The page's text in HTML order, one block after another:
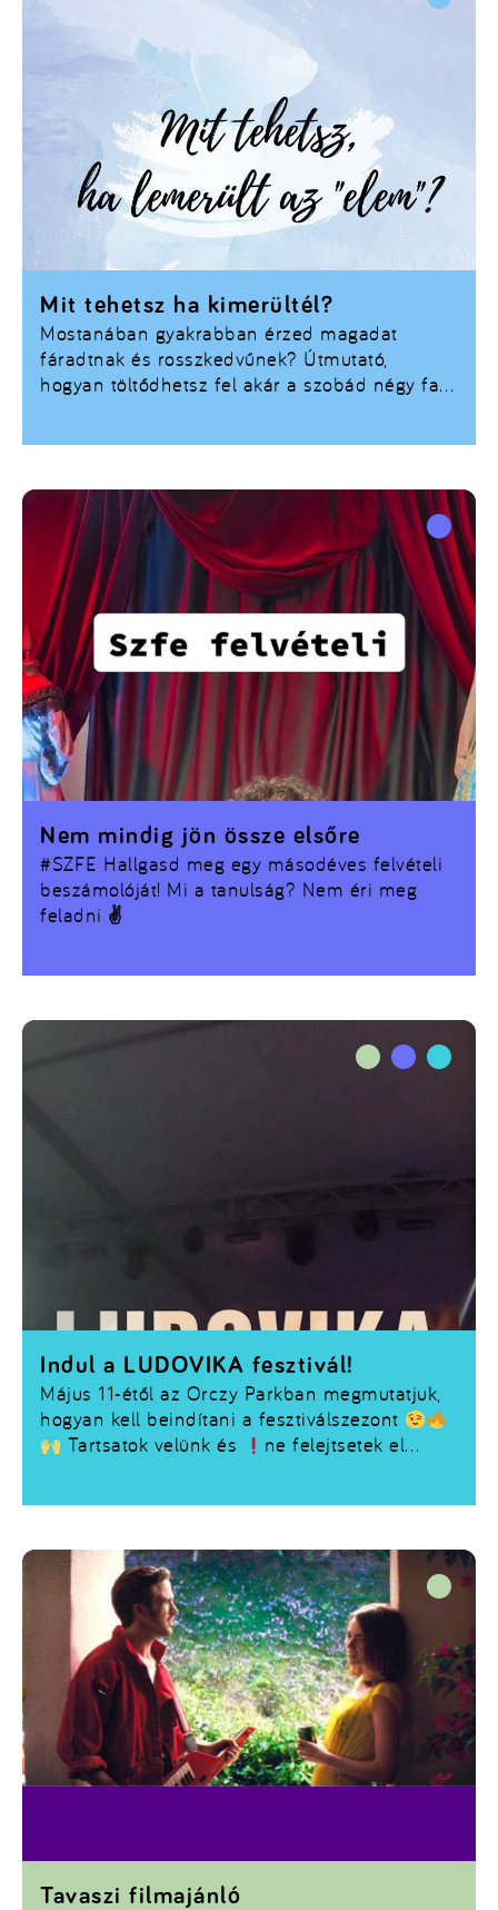
Mostanában gyakrabban érzed magadat
fáradtnak és rosszkedvűnek? Útmutató,
hogyan töltődhetsz fel akár a szobád négy fala
Mit tehetsz ha kimerültél?
#SZFE Hallgasd meg egy másodéves felvételi
beszámolóját! Mi a tanulság? Nem éri meg
feladni ✌
Nem mindig jön össze elsőre
Május 11-étől az Orczy Parkban megmutatjuk,
hogyan kell beindítani a fesztiválszezont
Tartsatok velünk és
ne felejtsetek el
Indul a LUDOVIKA fesztivál!
Tavaszi filmajánló